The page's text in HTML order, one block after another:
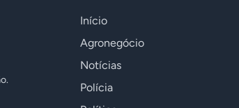
Início
Agronegócio
Notícias
Polícia